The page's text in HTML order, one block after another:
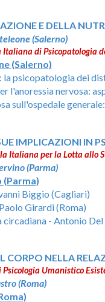
E DELLA
(Salerno)
di Psicopatologia
(Salerno)
psicopatologia dei
l'anoressia nervosa:
sull'ospedale
IMPLICAZIONI IN
Italiana per la Lotta allo
(Parma)
Biggio (Cagliari)
Girardi (Roma)
- Antonio Del
CORPO NELLA
Umanistico
(Roma)